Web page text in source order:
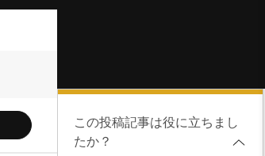
この投稿記事は役に立ちまし
たか？